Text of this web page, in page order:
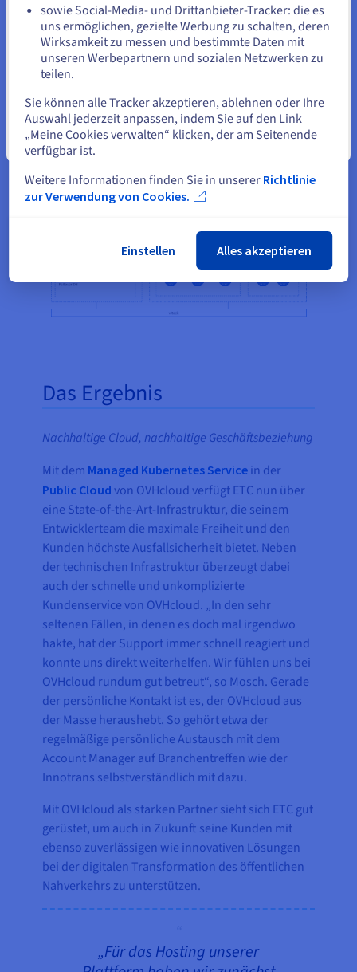
Züge konnten nicht nur schnell in das System des
Betreibers eingebunden werden, sondern ETC
konnte sich wie erhofft von früheren technischen
Abhängigkeiten beim Deployment und der
Wartung des IT-Systems für den Kunden befreien.
Hierbei kam auch zugute, dass OVHcloud direkt
einen passenden IT-Dienstleister für den Aufbau
der Infrastruktur vermitteln konnte.
Das Ergebnis
Nachhaltige Cloud, nachhaltige Geschäftsbeziehung
Mit dem Managed Kubernetes Service in der
Public Cloud von OVHcloud verfügt ETC nun über
eine State-of-the-Art-Infrastruktur, die seinem
Entwicklerteam die maximale Freiheit und den
Kunden höchste Ausfallsicherheit bietet. Neben
der technischen Infrastruktur überzeugt dabei
auch der schnelle und unkomplizierte
Kundenservice von OVHcloud. „In den sehr
seltenen Fällen, in denen es doch mal irgendwo
hakte, hat der Support immer schnell reagiert und
konnte uns direkt weiterhelfen. Wir fühlen uns bei
OVHcloud rundum gut betreut“, so Mosch. Gerade
der persönliche Kontakt ist es, der OVHcloud aus
der Masse heraushebt. So gehört etwa der
regelmäßige persönliche Austausch mit dem
Account Manager auf Branchentreffen wie der
Innotrans selbstverständlich mit dazu.
Mit OVHcloud als starken Partner sieht sich ETC gut
gerüstet, um auch in Zukunft seine Kunden mit
ebenso zuverlässigen wie innovativen Lösungen
bei der digitalen Transformation des öffentlichen
Nahverkehrs zu unterstützen.
„Für das Hosting unserer
Auf der aktuellen Website bleiben
Eine andere Website wählen
Schließen
sowie Social-Media- und Drittanbieter-Tracker: die es
uns ermöglichen, gezielte Werbung zu schalten, deren
Wirksamkeit zu messen und bestimmte Daten mit
unseren Werbepartnern und sozialen Netzwerken zu
teilen.
Sie können alle Tracker akzeptieren, ablehnen oder Ihre
Auswahl jederzeit anpassen, indem Sie auf den Link
„Meine Cookies verwalten“ klicken, der am Seitenende
verfügbar ist.
Weitere Informationen finden Sie in unserer Richtlinie
zur Verwendung von Cookies.
Einstellen Alles akzeptieren